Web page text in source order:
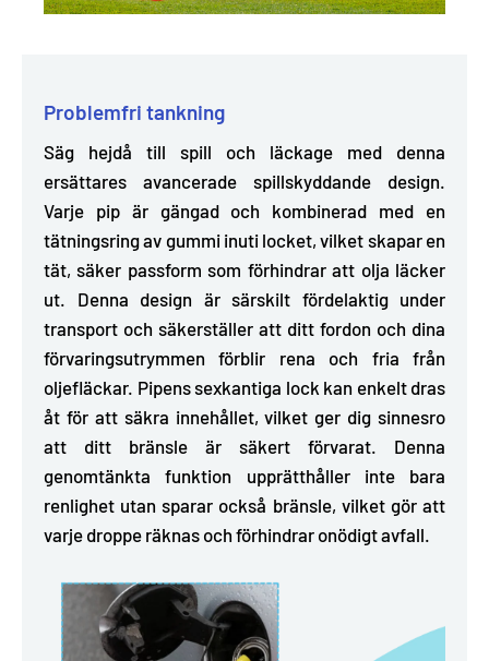
Problemfri tankning
Säg hejdå till spill och läckage med denna
ersättares avancerade spillskyddande design.
Varje pip är gängad och kombinerad med en
tätningsring av gummi inuti locket, vilket skapar en
tät, säker passform som förhindrar att olja läcker
ut. Denna design är särskilt fördelaktig under
transport och säkerställer att ditt fordon och dina
förvaringsutrymmen förblir rena och fria från
oljefläckar. Pipens sexkantiga lock kan enkelt dras
åt för att säkra innehållet, vilket ger dig sinnesro
att ditt bränsle är säkert förvarat. Denna
genomtänkta funktion upprätthåller inte bara
renlighet utan sparar också bränsle, vilket gör att
varje droppe räknas och förhindrar onödigt avfall.